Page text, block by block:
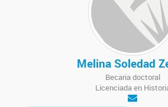
Melina Soledad
Becaria doctoral
Licenciada en